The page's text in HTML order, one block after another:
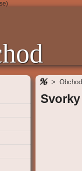
> Obchod
Svorky